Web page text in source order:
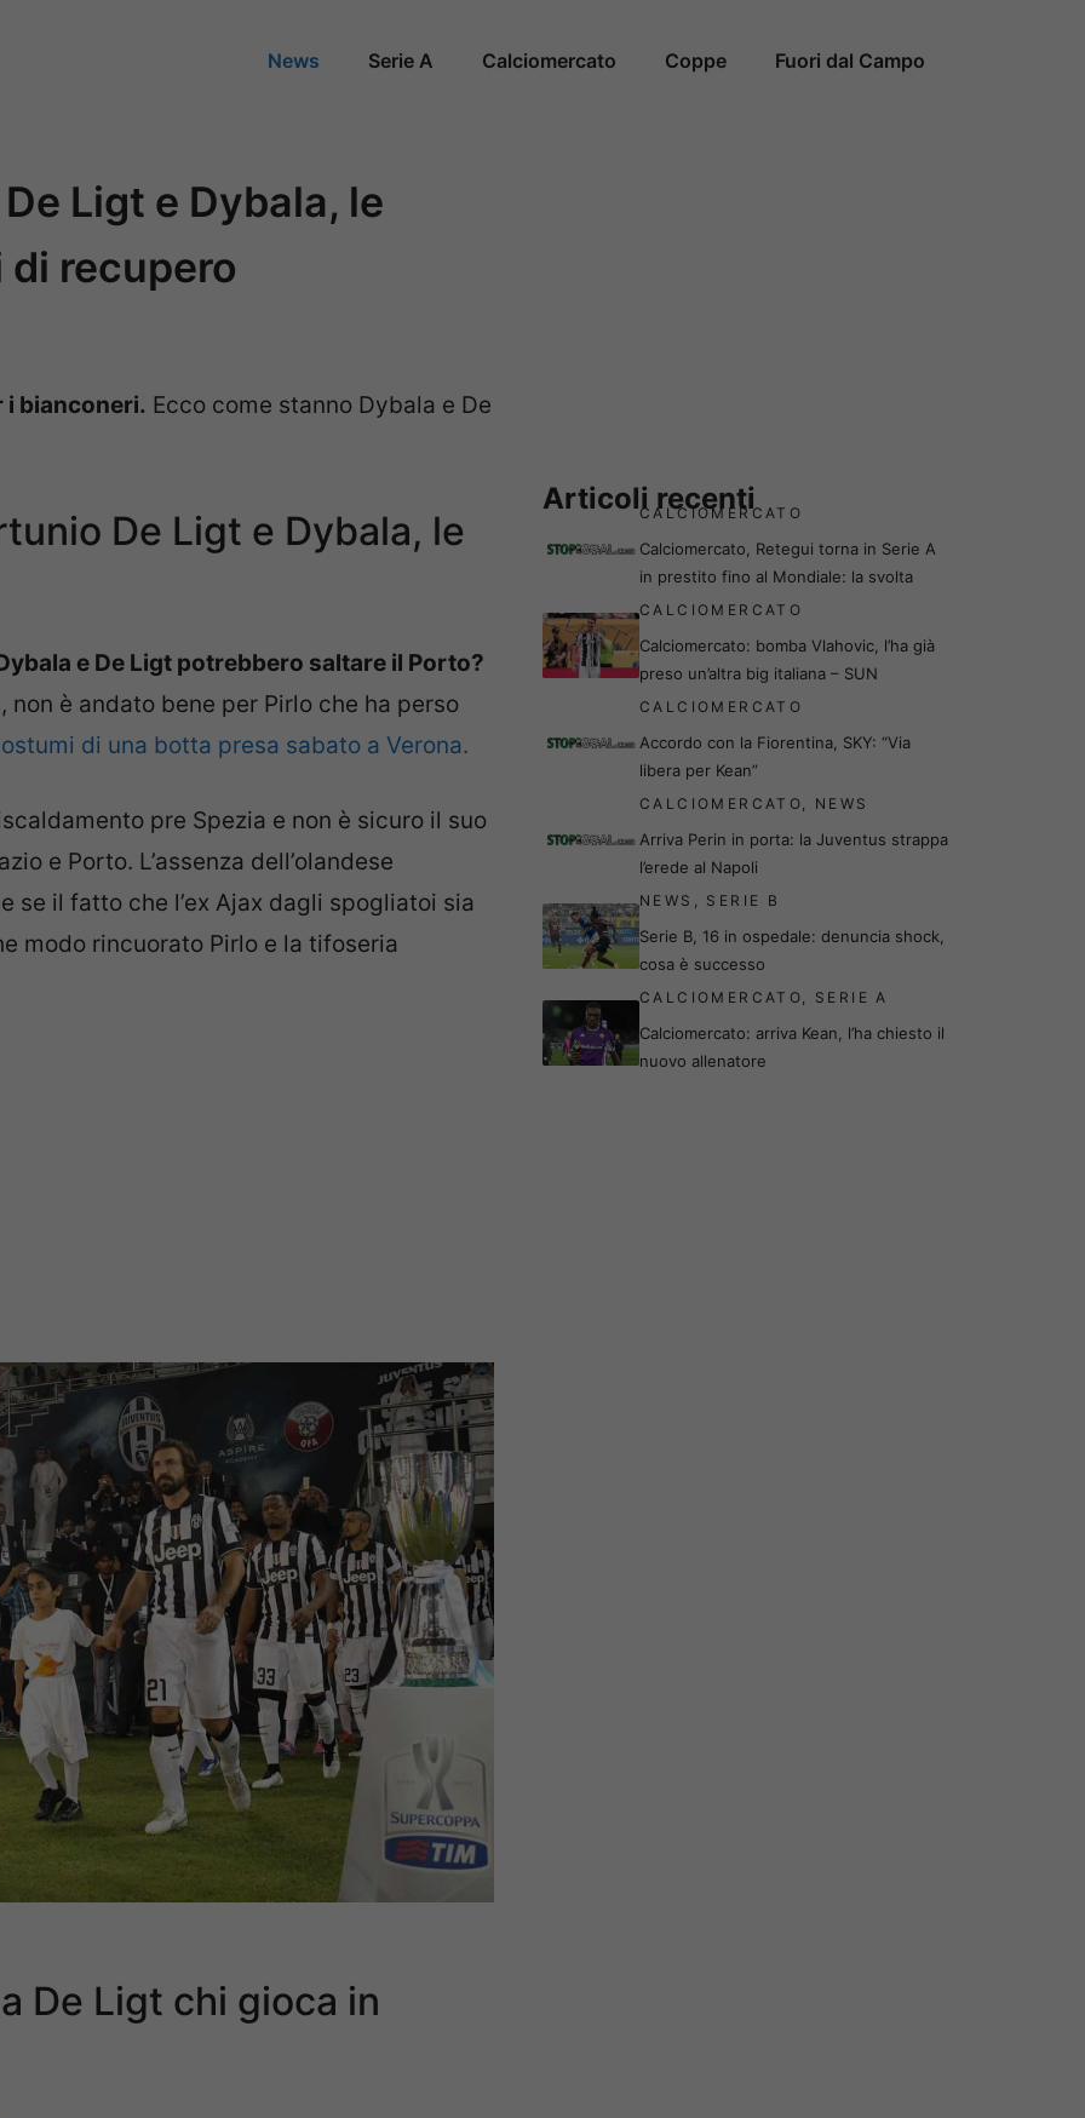
News Serie A Calciomercato Coppe Fuori dal Campo
Ligt e Dybala, le
recupero
i bianconeri. Ecco come stanno Dybala e De
De Ligt e Dybala, le
e De Ligt potrebbero saltare il Porto?
è andato bene per Pirlo che ha perso
di una botta presa sabato a Verona.
pre Spezia e non è sicuro il suo
e Porto. L’assenza dell’olandese
se il fatto che l’ex Ajax dagli spogliatoi sia
modo rincuorato Pirlo e la tifoseria
De Ligt chi gioca in
Articoli recenti
CALCIOMERCATO
Calciomercato, Retegui torna in Serie A
in prestito fino al Mondiale: la svolta
CALCIOMERCATO
Calciomercato: bomba Vlahovic, l’ha già
preso un’altra big italiana – SUN
CALCIOMERCATO
Accordo con la Fiorentina, SKY: “Via
libera per Kean”
CALCIOMERCATO, NEWS
Arriva Perin in porta: la Juventus strappa
l’erede al Napoli
NEWS , SERIE B
Serie B, 16 in ospedale: denuncia shock,
cosa è successo
CALCIOMERCATO, SERIE A
Calciomercato: arriva Kean, l’ha chiesto il
nuovo allenatore